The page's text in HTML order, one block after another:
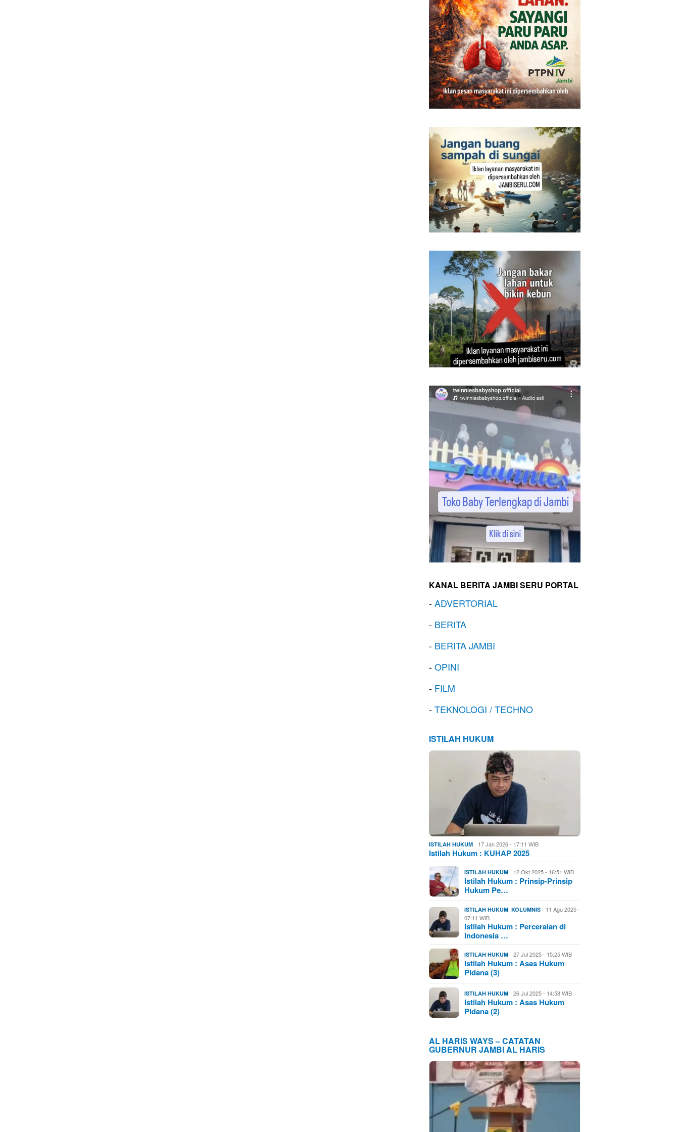
KANAL BERITA JAMBI SERU PORTAL
-ADVERTORIAL
- BERITA
- BERITA JAMBI
-OPINI
- FILM
-TEKNOLOGI / TECHNO
ISTILAH HUKUM
ISTILAH HUKUM 17 Jan 2026 - 17:11 WIB
Istilah Hukum : KUHAP 2025
ISTILAH HUKUM 12 Okt 2025 - 16:51 WIB
Istilah Hukum : Prinsip-Prinsip
Hukum Pe…
ISTILAH HUKUM ,KOLUMNIS
11 Agu 2025 -
07:11 WIB
Istilah Hukum : Perceraian di
Indonesia …
ISTILAH HUKUM 27 Jul 2025 - 15:25 WIB
Istilah Hukum : Asas Hukum
Pidana (3)
ISTILAH HUKUM 26 Jul 2025 - 14:58 WIB
Istilah Hukum : Asas Hukum
Pidana (2)
AL HARIS WAYS – CATATAN
GUBERNUR JAMBI AL HARIS